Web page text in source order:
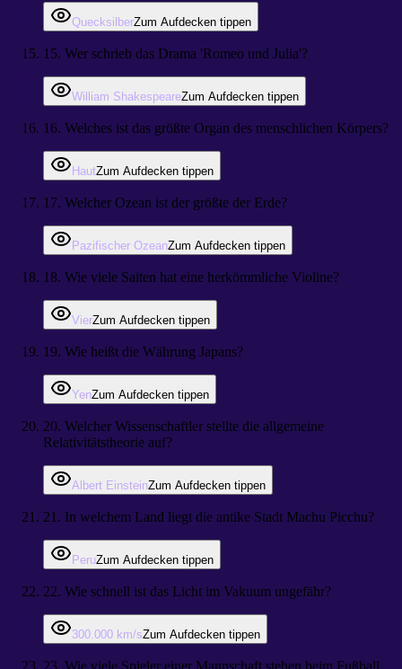
QuecksilberZum Aufdecken tippen
15. Wer schrieb das Drama 'Romeo und Julia'?
William ShakespeareZum Aufdecken tippen
16. Welches ist das größte Organ des menschlichen Körpers?
HautZum Aufdecken tippen
17. Welcher Ozean ist der größte der Erde?
Pazifischer OzeanZum Aufdecken tippen
18. Wie viele Saiten hat eine herkömmliche Violine?
VierZum Aufdecken tippen
19. Wie heißt die Währung Japans?
YenZum Aufdecken tippen
20. Welcher Wissenschaftler stellte die allgemeine
Relativitätstheorie auf?
Albert EinsteinZum Aufdecken tippen
21 . In welchem Land liegt die antike Stadt Machu Picchu?
PeruZum Aufdecken tippen
22. Wie schnell ist das Licht im Vakuum ungefähr?
300.000 km/sZum Aufdecken tippen